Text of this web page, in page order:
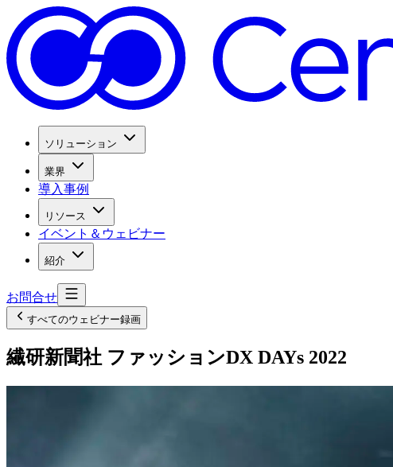
ソリューション
業界
導入事例
リソース
イベント＆ウェビナー
紹介
お問合せ
すべてのウェビナー録画
繊研新聞社 ファッションDX DAYs 2022